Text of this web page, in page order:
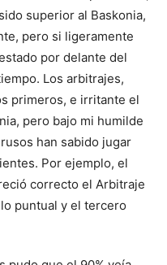
superior al Baskonia,
pero si ligeramente
por delante del
Los arbitrajes,
primeros, e irritante el
pero bajo mi humilde
han sabido jugar
Por ejemplo, el
correcto el Arbitraje
puntual y el tercero